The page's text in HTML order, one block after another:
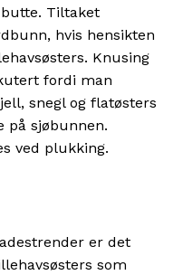
Tiltaket
hvis hensikten
Knusing
fordi man
snegl og flatøsters
på sjøbunnen.
ved plukking.
er det
som